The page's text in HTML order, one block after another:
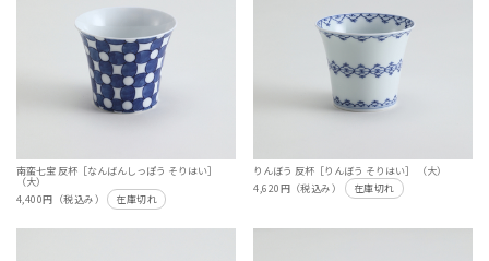
南蛮七宝 反杯［なんばんしっぽう そりはい］
（大）
4,400円（税込み）
在庫切れ
りんぼう 反杯［りんぼう そりはい］ （大）
4,620円（税込み）
在庫切れ